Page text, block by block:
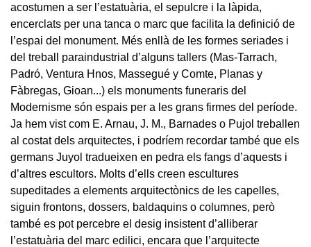
acostumen a ser l’estatuària, el sepulcre i la làpida,
encerclats per una tanca o marc que facilita la definició de
l’espai del monument. Més enllà de les formes seriades i
del treball paraindustrial d’alguns tallers (Mas-Tarrach,
Padró, Ventura Hnos, Massegué y Comte, Planas y
Fàbregas, Gioan...) els monuments funeraris del
Modernisme són espais per a les grans firmes del període.
Ja hem vist com E. Arnau, J. M., Barnades o Pujol treballen
al costat dels arquitectes, i podríem recordar també que els
germans Juyol tradueixen en pedra els fangs d’aquests i
d’altres escultors. Molts d’ells creen escultures
supeditades a elements arquitectònics de les capelles,
siguin frontons, dossers, baldaquins o columnes, però
també es pot percebre el desig insistent d’alliberar
l’estatuària del marc edilici, encara que l’arquitecte